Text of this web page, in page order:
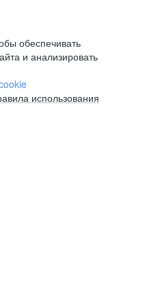
обеспечивать
и анализировать
использования